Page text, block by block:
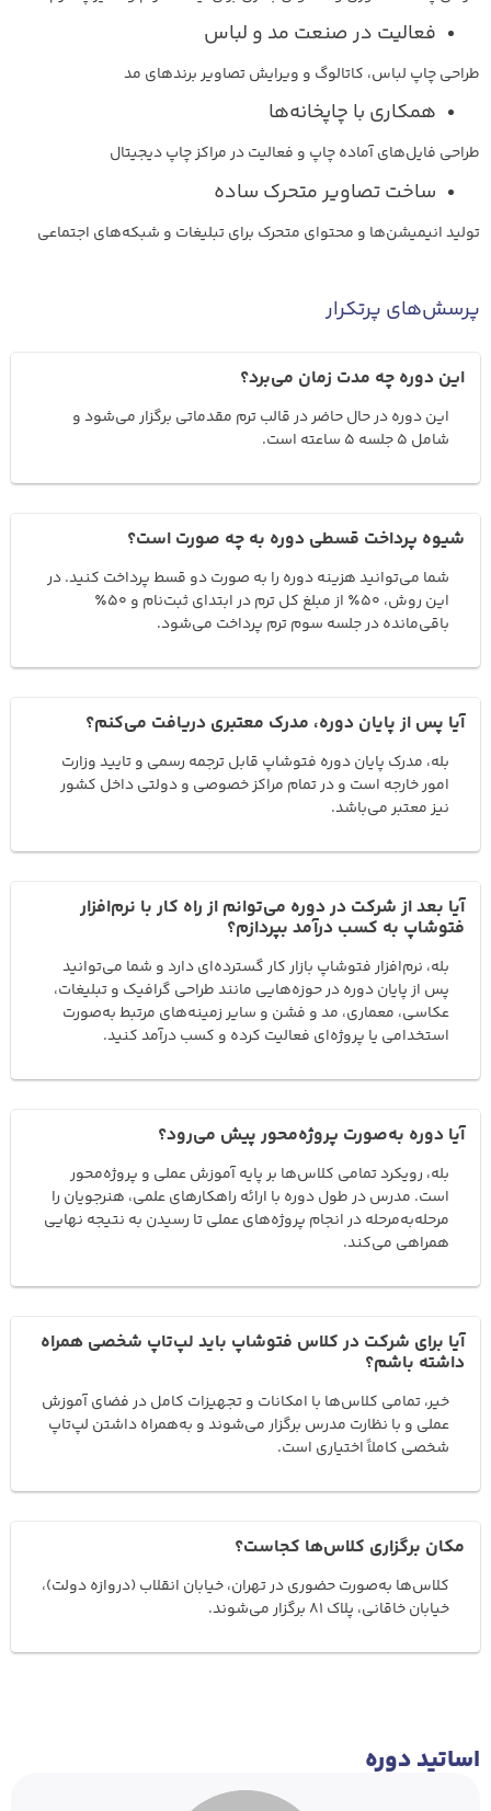
فعالیت در صنعت مد و لباس
طراحی چاپ لباس، کاتالوگ و ویرایش تصاویر برندهای مد
همکاری با چاپخانه‌ها
طراحی فایل‌های آماده چاپ و فعالیت در مراکز چاپ دیجیتال
ساخت تصاویر متحرک ساده
تولید انیمیشن‌ها و محتوای متحرک برای تبلیغات و شبکه‌های اجتماعی
پرسش‌های پرتکرار
این دوره چه مدت زمان می‌برد؟
این دوره در حال حاضر در قالب ترم مقدماتی برگزار می‌شود و
شامل ۵ جلسه ۵ ساعته است.
شیوه پرداخت قسطی دوره به چه صورت است؟
شما می‌توانید هزینه دوره را به صورت دو قسط پرداخت کنید. در
این روش، ۵۰٪ از مبلغ کل ترم در ابتدای ثبت‌نام و ۵۰٪
باقی‌مانده در جلسه سوم ترم پرداخت می‌شود.
آیا پس از پایان دوره، مدرک معتبری دریافت می‌کنم؟
بله، مدرک پایان دوره فتوشاپ قابل ترجمه رسمی و تایید وزارت
امور خارجه است و در تمام مراکز خصوصی و دولتی داخل کشور
نیز معتبر می‌باشد.
آیا بعد از شرکت در دوره می‌توانم از راه کار با نرم‌افزار
فتوشاپ به کسب درآمد بپردازم؟
بله، نرم‌افزار فتوشاپ بازار کار گسترده‌ای دارد و شما می‌توانید
پس از پایان دوره در حوزه‌هایی مانند طراحی گرافیک و تبلیغات،
عکاسی، معماری، مد و فشن و سایر زمینه‌های مرتبط به‌صورت
استخدامی یا پروژه‌ای فعالیت کرده و کسب درآمد کنید.
آیا دوره به‌صورت پروژه‌محور پیش می‌رود؟
بله، رویکرد تمامی کلاس‌ها بر پایه آموزش عملی و پروژه‌محور
است. مدرس در طول دوره با ارائه راهکارهای علمی، هنرجویان را
مرحله‌به‌مرحله در انجام پروژه‌های عملی تا رسیدن به نتیجه نهایی
همراهی می‌کند.
آیا برای شرکت در کلاس فتوشاپ باید لپ‌تاپ شخصی همراه
داشته باشم؟
خیر، تمامی کلاس‌ها با امکانات و تجهیزات کامل در فضای آموزش
عملی و با نظارت مدرس برگزار می‌شوند و به‌همراه داشتن لپ‌تاپ
شخصی کاملاً اختیاری است.
مکان برگزاری کلاس‌ها کجاست؟
کلاس‌ها به‌صورت حضوری در تهران، خیابان انقلاب (دروازه دولت)،
خیابان خاقانی، پلاک 81 برگزار می‌شوند.
اساتید دوره